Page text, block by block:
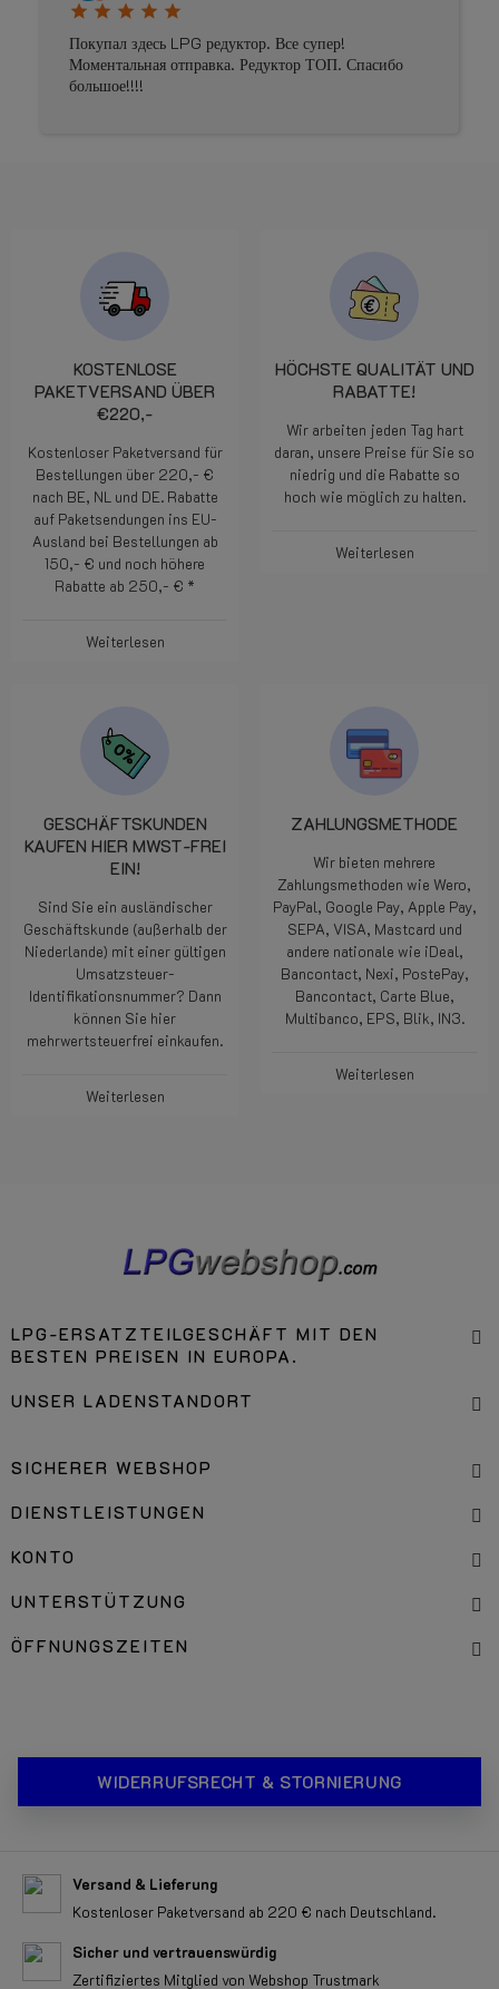
star star star star star
Покупал здесь LPG редуктор. Все супер!
Моментальная отправка. Редуктор ТОП. Спасибо
большое!!!!
KOSTENLOSE
PAKETVERSAND ÜBER
€220,-
Kostenloser Paketversand für
Bestellungen über 220,- €
nach BE, NL und DE. Rabatte
auf Paketsendungen ins EU-
Ausland bei Bestellungen ab
150,- € und noch höhere
Rabatte ab 250,- € *
Weiterlesen
HÖCHSTE QUALITÄT UND
RABATTE!
Wir arbeiten jeden Tag hart
daran, unsere Preise für Sie so
niedrig und die Rabatte so
hoch wie möglich zu halten.
Weiterlesen
GESCHÄFTSKUNDEN
KAUFEN HIER MWST-FREI
EIN!
Sind Sie ein ausländischer
Geschäftskunde (außerhalb der
Niederlande) mit einer gültigen
Umsatzsteuer-
Identifikationsnummer? Dann
können Sie hier
mehrwertsteuerfrei einkaufen.
Weiterlesen
ZAHLUNGSMETHODE
Wir bieten mehrere
Zahlungsmethoden wie Wero,
PayPal, Google Pay, Apple Pay,
SEPA, VISA, Mastcard und
andere nationale wie iDeal,
Bancontact, Nexi, PostePay,
Bancontact, Carte Blue,
Multibanco, EPS, Blik, IN3.
Weiterlesen
LPG-ERSATZTEILGESCHÄFT MIT DEN
BESTEN PREISEN IN EUROPA.
UNSER LADENSTANDORT
SICHERER WEBSHOP
DIENSTLEISTUNGEN
KONTO
UNTERSTÜTZUNG
ÖFFNUNGSZEITEN
WIDERRUFSRECHT & STORNIERUNG
Versand & Lieferung
Kostenloser Paketversand ab 220 € nach Deutschland.
Sicher und vertrauenswürdig
Zertifiziertes Mitglied von Webshop Trustmark